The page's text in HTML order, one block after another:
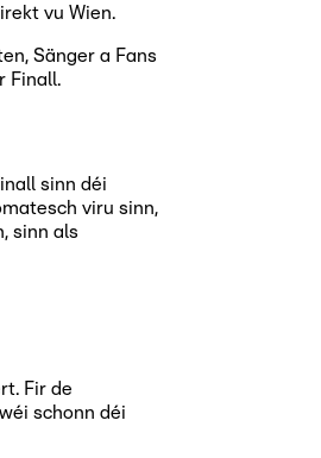
vu Wien.
Sänger a Fans
Finall.
sinn déi
viru sinn,
sinn als
Fir de
schonn déi